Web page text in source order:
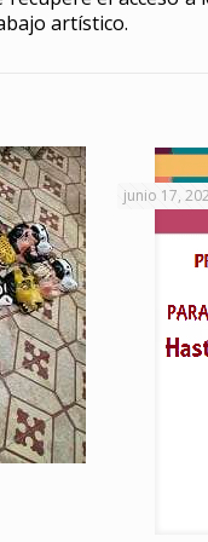
artístico.
junio 17,